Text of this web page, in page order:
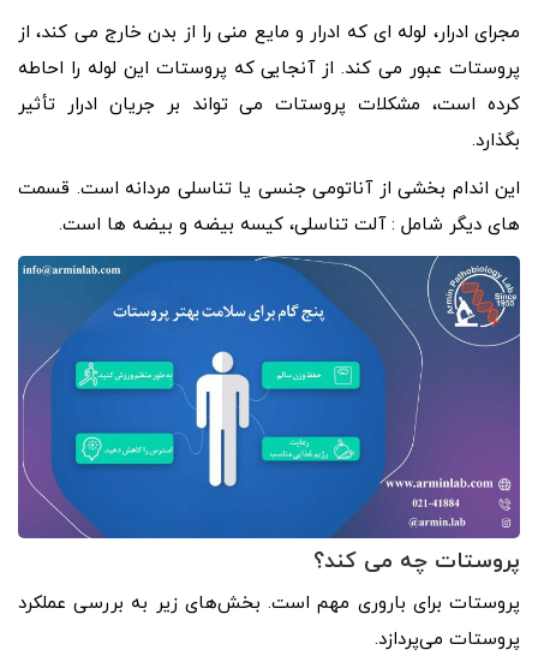
مجرای ادرار، لوله ای که ادرار و مایع منی را از بدن خارج می کند، از
پروستات عبور می کند. از آنجایی که پروستات این لوله را احاطه
کرده است، مشکلات پروستات می تواند بر جریان ادرار تأثیر
بگذارد.
این اندام بخشی از آناتومی جنسی یا تناسلی مردانه است. قسمت
های دیگر شامل : آلت تناسلی، کیسه بیضه و بیضه ها است.
پروستات چه می کند؟
پروستات برای باروری مهم است. بخش‌های زیر به بررسی عملکرد
پروستات می‌پردازد.